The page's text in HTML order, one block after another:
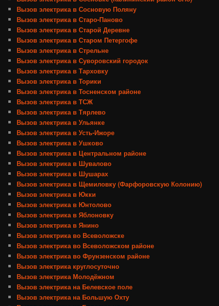
Вызов электрика в Сосновую Поляну
Вызов электрика в Старо-Паново
Вызов электрика в Старой Деревне
Вызов электрика в Старом Петергофе
Вызов электрика в Стрельне
Вызов электрика в Суворовский городок
Вызов электрика в Тарховку
Вызов электрика в Торики
Вызов электрика в Тосненском районе
Вызов электрика в ТСЖ
Вызов электрика в Тярлево
Вызов электрика в Ульянке
Вызов электрика в Усть-Ижоре
Вызов электрика в Ушково
Вызов электрика в Центральном районе
Вызов электрика в Шувалово
Вызов электрика в Шушарах
Вызов электрика в Щемиловку (Фарфоровскую Колонию)
Вызов электрика в Юкки
Вызов электрика в Юнтолово
Вызов электрика в Яблоновку
Вызов электрика в Янино
Вызов электрика во Всеволожске
Вызов электрика во Всеволожском районе
Вызов электрика во Фрунзенском районе
Вызов электрика круглосуточно
Вызов электрика Молодёжном
Вызов электрика на Белевское поле
Вызов электрика на Большую Охту